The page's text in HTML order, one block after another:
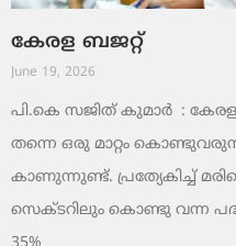
കേരള ബജറ്റ്
June 19, 2026
പി.കെ സജിത് കുമാര്‍ :
തന്നെ ഒരു മാറ്റം
കാണുന്നുണ്ട്. പ്രത്യേകിച്ച്
സെക്ടറിലും കൊണ്ടു വന്ന